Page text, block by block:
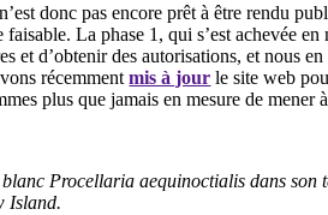
donc pas encore prêt à être rendu
La phase 1, qui s’est achevée
et d’obtenir des autorisations, et nous
récemmentmis à jour le site web
plus que jamais en mesure de
blanc Procellaria aequinoctialis dans son
Island.